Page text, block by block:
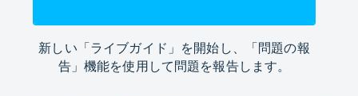
新しい「ライブガイド」を開始し、「問題の報
告」機能を使用して問題を報告します。